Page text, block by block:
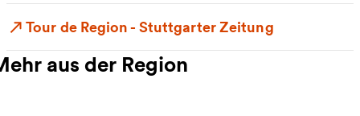
Tour de Region - Stuttgarter Zeitung
aus der Region